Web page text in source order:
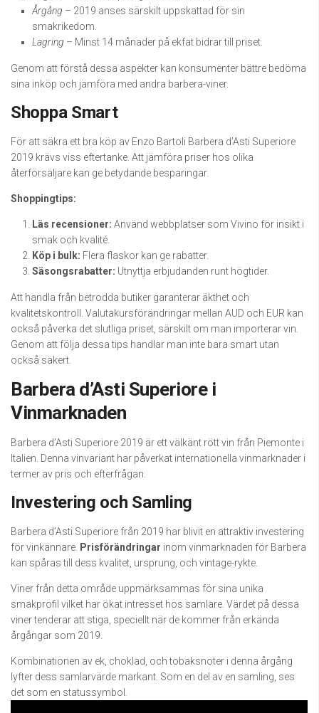
Årgång – 2019 anses särskilt uppskattad för sin
smakrikedom.
Lagring – Minst 14 månader på ekfat bidrar till priset.
Genom att förstå dessa aspekter kan konsumenter bättre bedöma
sina inköp och jämföra med andra barbera-viner.
Shoppa Smart
För att säkra ett bra köp av Enzo Bartoli Barbera d’Asti Superiore
2019 krävs viss eftertanke. Att jämföra priser hos olika
återförsäljare kan ge betydande besparingar.
Shoppingtips:
Läs recensioner: Använd webbplatser som Vivino för insikt i
smak och kvalité.
Köp i bulk: Flera flaskor kan ge rabatter.
Säsongsrabatter: Utnyttja erbjudanden runt högtider.
Att handla från betrodda butiker garanterar äkthet och
kvalitetskontroll. Valutakursförändringar mellan AUD och EUR kan
också påverka det slutliga priset, särskilt om man importerar vin.
Genom att följa dessa tips handlar man inte bara smart utan
också säkert.
Barbera d’Asti Superiore i
Vinmarknaden
Barbera d’Asti Superiore 2019 är ett välkänt rött vin från Piemonte i
Italien. Denna vinvariant har påverkat internationella vinmarknader i
termer av pris och efterfrågan.
Investering och Samling
Barbera d’Asti Superiore från 2019 har blivit en attraktiv investering
för vinkännare. Prisförändringar inom vinmarknaden för Barbera
kan spåras till dess kvalitet, ursprung, och vintage-rykte.
Viner från detta område uppmärksammas för sina unika
smakprofil vilket har ökat intresset hos samlare. Värdet på dessa
viner tenderar att stiga, speciellt när de kommer från erkända
årgångar som 2019.
Kombinationen av ek, choklad, och tobaksnoter i denna årgång
lyfter dess samlarvärde markant. Som en del av en samling, ses
det som en statussymbol.